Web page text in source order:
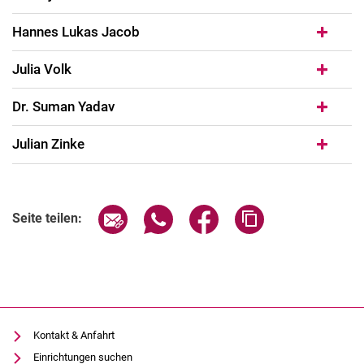
Katalyse
Elektronen-Energietransfer
Supramolekulare Koordinationschemie
Nanostrukturierte Oberflächen
Niedervalente Hauptgruppenelement-Chemie
Ferrocenchemie, "interessante Moleküle")
Aktuelle Forschungsthemen
Hannes Lukas Jacob
Julia Volk
Dr. Suman Yadav
Julian Zinke
Seite teilen: Seite über E-Mail teilen
Seite über WhatsApp teilen
Seite über Facebook
Kontakt & Anfahrt
Einrichtungen suchen